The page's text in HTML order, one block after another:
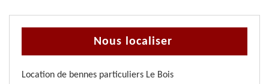
Nous localiser
Location de bennes particuliers Le Bois